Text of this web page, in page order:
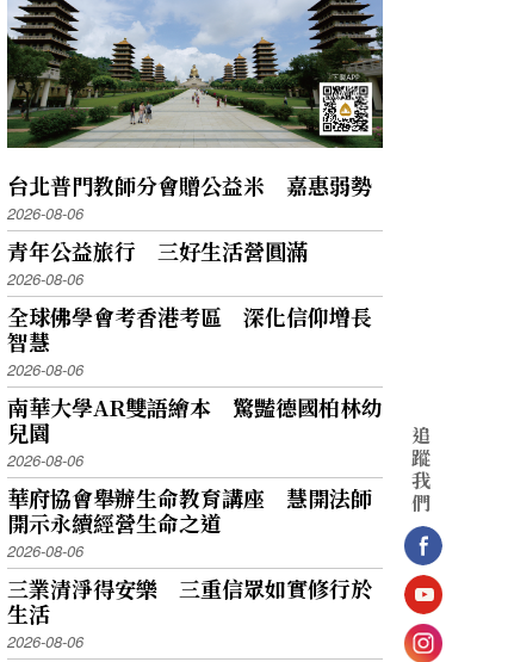
台北普門教師分會贈公益米 嘉惠弱勢
2026-08-06
青年公益旅行 三好生活營圓滿
2026-08-06
全球佛學會考香港考區 深化信仰增長
智慧
2026-08-06
南華大學AR雙語繪本 驚豔德國柏林幼
兒園
2026-08-06
華府協會舉辦生命教育講座 慧開法師
開示永續經營生命之道
2026-08-06
三業清淨得安樂 三重信眾如實修行於
生活
2026-08-06
追
蹤
我
們